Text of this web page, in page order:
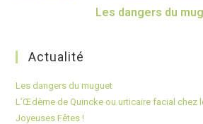
Les dangers du
Actualité
Les dangers du muguet
L’Œdème de Quincke ou urticaire facial chez
Joyeuses Fêtes !